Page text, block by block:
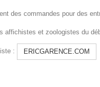
des commandes pour des
affichistes et zoologistes du
: ERICGARENCE.COM